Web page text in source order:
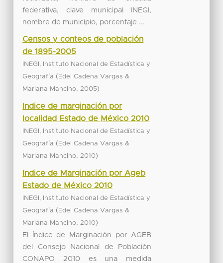
federativa, clave municipal INEGI,
nombre de municipio, porcentaje ...
Censos y conteos de población
de 1895-2005
INEGI, Instituto Nacional de Estadística y
Geografía ( Edel Cadena Vargas &
Mariana Mancino, 2005)
Indice de marginación por
localidad Estado de México 2010
INEGI, Instituto Nacional de Estadística y
Geografía ( Edel Cadena Vargas &
Mariana Mancino, 2010)
Indice de Marginación por Ageb
Estado de México 2010
INEGI, Instituto Nacional de Estadística y
Geografía ( Edel Cadena Vargas &
Mariana Mancino, 2010)
El Índice de Marginación por AGEB
del Consejo Nacional de Población
CONAPO 2010 es una medida